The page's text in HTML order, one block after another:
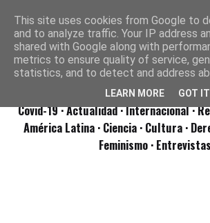
Covid-19· Actualidad· Internacional·
América Latina · Ciencia · Cultura ·
Feminismo · Entrevistas
This site uses cookies from Google to
and to analyze traffic. Your IP address
shared with Google along with
metrics to ensure quality of service,
statistics, and to detect and address
LEARN MORE GOT IT